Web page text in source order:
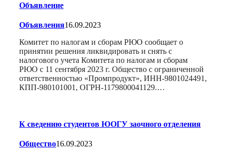
Объявление
Объявления16.09.2023
Комитет по налогам и сборам РЮО сообщает о
принятии решения ликвидировать и снять с
налогового учета Комитета по налогам и сборам
РЮО с 11 сентября 2023 г. Общество с ограниченной
ответственностью «Промпродукт», ИНН-9801024491,
КПП-980101001, ОГРН-1179800041129.…
К сведению студентов ЮОГУ заочного отделения
Общество16.09.2023